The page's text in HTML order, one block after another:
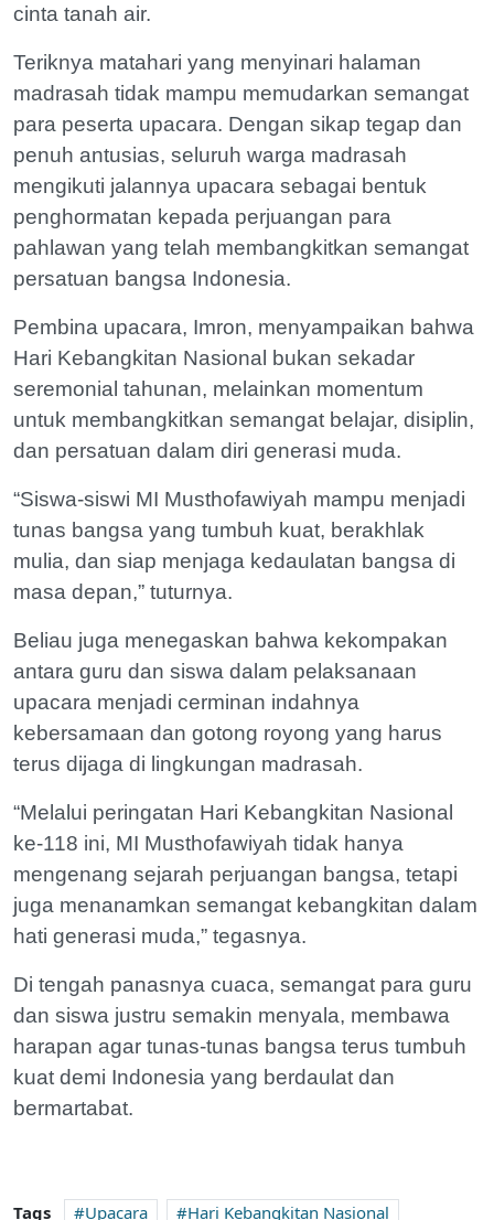
cinta tanah air.
Teriknya matahari yang menyinari halaman
madrasah tidak mampu memudarkan semangat
para peserta upacara. Dengan sikap tegap dan
penuh antusias, seluruh warga madrasah
mengikuti jalannya upacara sebagai bentuk
penghormatan kepada perjuangan para
pahlawan yang telah membangkitkan semangat
persatuan bangsa Indonesia.
Pembina upacara, Imron, menyampaikan bahwa
Hari Kebangkitan Nasional bukan sekadar
seremonial tahunan, melainkan momentum
untuk membangkitkan semangat belajar, disiplin,
dan persatuan dalam diri generasi muda.
“Siswa-siswi MI Musthofawiyah mampu menjadi
tunas bangsa yang tumbuh kuat, berakhlak
mulia, dan siap menjaga kedaulatan bangsa di
masa depan,” tuturnya.
Beliau juga menegaskan bahwa kekompakan
antara guru dan siswa dalam pelaksanaan
upacara menjadi cerminan indahnya
kebersamaan dan gotong royong yang harus
terus dijaga di lingkungan madrasah.
“Melalui peringatan Hari Kebangkitan Nasional
ke-118 ini, MI Musthofawiyah tidak hanya
mengenang sejarah perjuangan bangsa, tetapi
juga menanamkan semangat kebangkitan dalam
hati generasi muda,” tegasnya.
Di tengah panasnya cuaca, semangat para guru
dan siswa justru semakin menyala, membawa
harapan agar tunas-tunas bangsa terus tumbuh
kuat demi Indonesia yang berdaulat dan
bermartabat.
Tags Upacara Hari Kebangkitan Nasional